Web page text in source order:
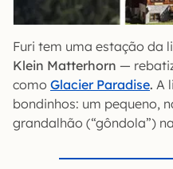
Furi tem uma estação da
Klein Matterhorn —
como Glacier Paradise. A
bondinhos: um pequeno,
grandalhão (“gôndola”)